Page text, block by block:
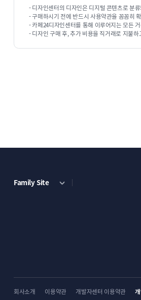
- 디자인센터의 디자인은 디지털 콘텐츠로 분
- 구매하시기 전에 반드시 사용약관을 꼼꼼히
- 카페24디자인센터를 통해 이루어지는 모든
- 디자인 구매 후, 추가 비용을 직거래로 지불
Family Site
회사소개 이용약관 개발자센터 이용약관